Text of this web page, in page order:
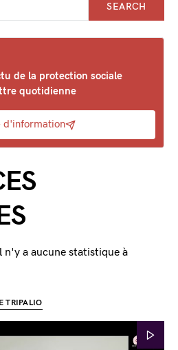
SEARCH
de la protection sociale
quotidienne
d'information
n'y a aucune statistique à
TRIPALIO